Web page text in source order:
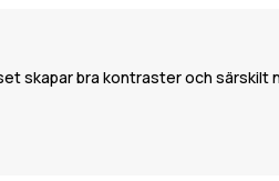
skapar bra kontraster och särskilt